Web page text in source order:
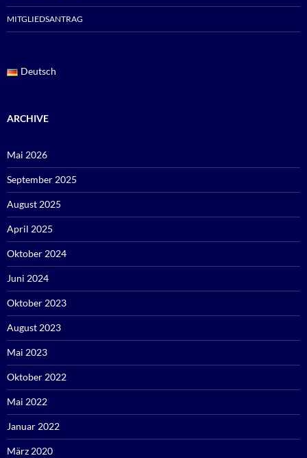
MITGLIEDSANTRAG
Deutsch
ARCHIVE
Mai 2026
September 2025
August 2025
April 2025
Oktober 2024
Juni 2024
Oktober 2023
August 2023
Mai 2023
Oktober 2022
Mai 2022
Januar 2022
März 2020